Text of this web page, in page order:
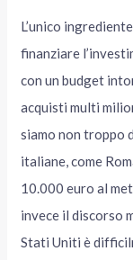
L’unico
finanziare
con un budget
acquisti multi
siamo non troppo
italiane, come
10.000 euro al
invece il discorso
Stati Uniti è